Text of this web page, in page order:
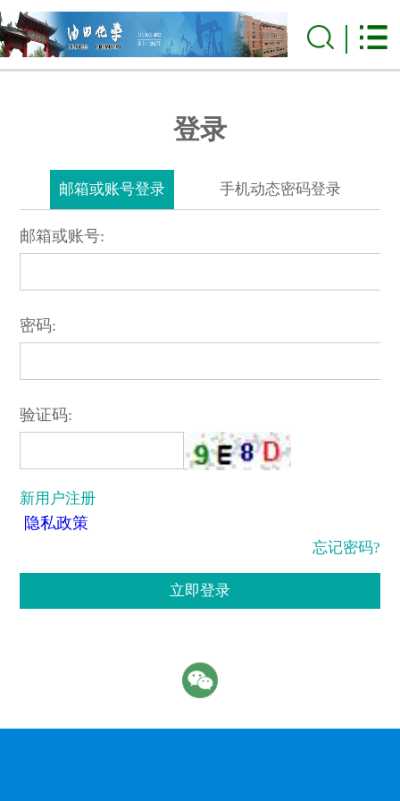
登录
邮箱或账号登录 手机动态密码登录
邮箱或账号:
密码:
验证码:
新用户注册
隐私政策
忘记密码?
立即登录